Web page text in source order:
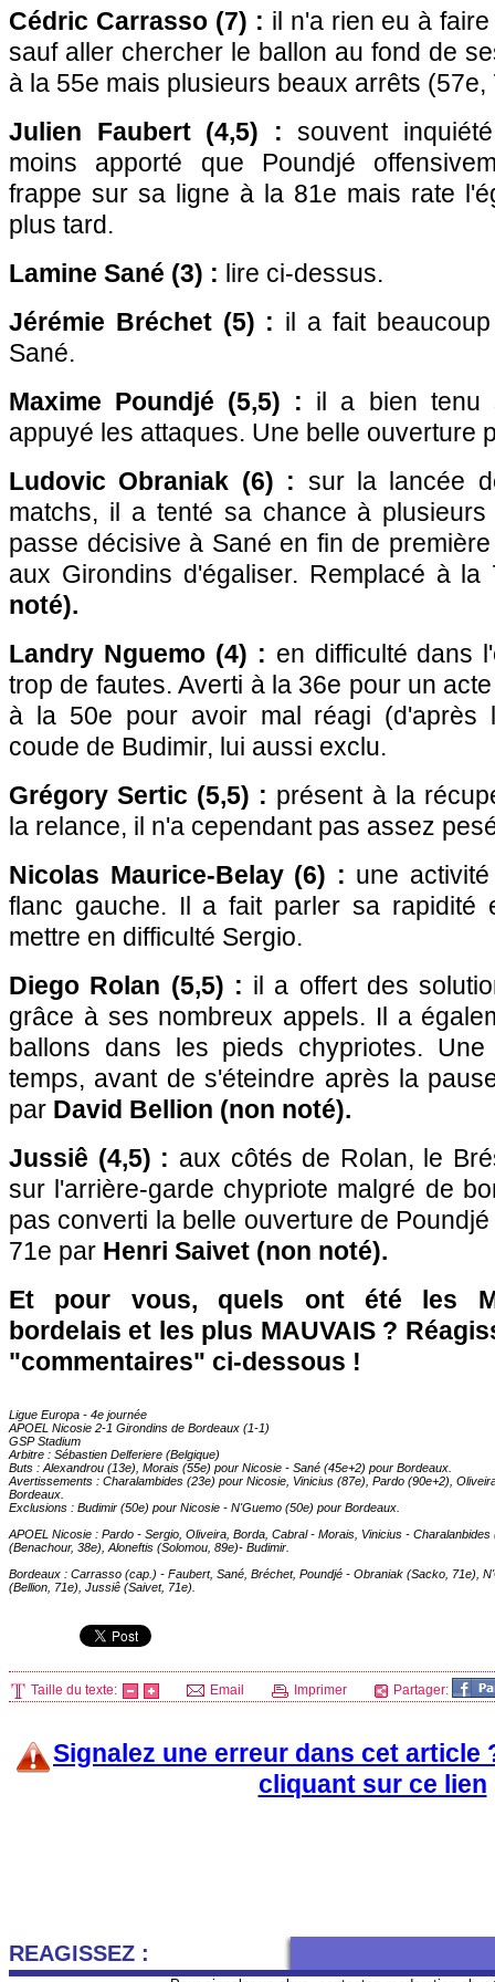
Cédric Carrasso (7) : il n'a rien eu à
sauf aller chercher le ballon au fond de
à la 55e mais plusieurs beaux arrêts (57e,
Julien Faubert (4,5) : souvent
moins apporté que Poundjé
frappe sur sa ligne à la 81e mais rate
plus tard.
Lamine Sané (3) : lire ci-dessus.
Jérémie Bréchet (5) : il a fait
Sané.
Maxime Poundjé (5,5) : il a bien tenu
appuyé les attaques. Une belle ouverture
Ludovic Obraniak (6) : sur la lancée
matchs, il a tenté sa chance à
passe décisive à Sané en fin de
aux Girondins d'égaliser. Remplacé à
noté).
Landry Nguemo (4) : en difficulté dans
trop de fautes. Averti à la 36e pour un
à la 50e pour avoir mal réagi (d'après
coude de Budimir, lui aussi exclu.
Grégory Sertic (5,5) : présent à la
la relance, il n'a cependant pas assez
Nicolas Maurice-Belay (6) : une
flanc gauche. Il a fait parler sa rapidité
mettre en difficulté Sergio.
Diego Rolan (5,5) : il a offert des
grâce à ses nombreux appels. Il a
ballons dans les pieds chypriotes.
temps, avant de s'éteindre après la
par David Bellion (non noté).
Jussiê (4,5) : aux côtés de Rolan, le
sur l'arrière-garde chypriote malgré de
pas converti la belle ouverture de
71e par Henri Saivet (non noté).
Et pour vous, quels ont été les
bordelais et les plus MAUVAIS ?
"commentaires" ci-dessous !
Ligue Europa - 4e journée
APOEL Nicosie 2-1 Girondins de Bordeaux (1-1)
GSP Stadium
Arbitre : Sébastien Delferiere (Belgique)
Buts : Alexandrou (13e), Morais (55e) pour Nicosie - Sané (45e+2) pour Bordeaux
Avertissements : Charalambides (23e) pour Nicosie, Vinicius (87e), Pardo (90e+2),
Bordeaux
Exclusions : Budimir (50e) pour Nicosie - N'Guemo (50e) pour Bordeaux
APOEL Nicosie : Pardo - Sergio, Oliveira, Borda, Cabral - Morais, Vinicius -
(Benachour, 38e), Aloneftis (Solomou, 89e)- Budimir.
Bordeaux : Carrasso (cap.) - Faubert, Sané, Bréchet, Poundjé - Obraniak (Sacko, 71e),
(Bellion, 71e), Jussiê (Saivet, 71e).
Taille du texte: Email Imprimer Partager:
Signalez une erreur dans cet article
cliquant sur ce lien
REAGISSEZ :